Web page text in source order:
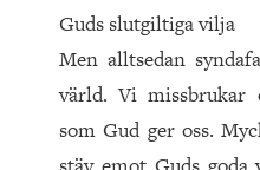
Guds slutgiltiga vilja
Men alltsedan
värld. Vi missbrukar
som Gud ger oss.